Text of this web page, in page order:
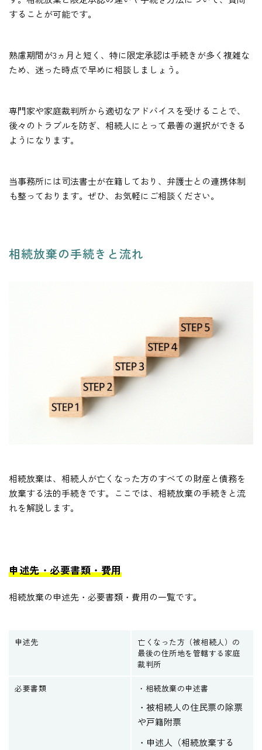
することが可能です。
熟慮期間が3ヵ月と短く、特に限定承認は手続きが多く複雑な
ため、迷った時点で早めに相談しましょう。
専門家や家庭裁判所から適切なアドバイスを受けることで、
後々のトラブルを防ぎ、相続人にとって最善の選択ができる
ようになります。
当事務所には司法書士が在籍しており、弁護士との連携体制
も整っております。ぜひ、お気軽にご相談ください。
相続放棄の手続きと流れ
相続放棄は、相続人が亡くなった方のすべての財産と債務を
放棄する法的手続きです。ここでは、相続放棄の手続きと流
れを解説します。
申述先・必要書類・費用
相続放棄の申述先・必要書類・費用の一覧です。
申述先
亡くなった方（被相続人）の
最後の住所地を管轄する家庭
裁判所
必要書類 ・相続放棄の申述書
・被相続人の住民票の除票
や戸籍附票
・申述人（相続放棄する